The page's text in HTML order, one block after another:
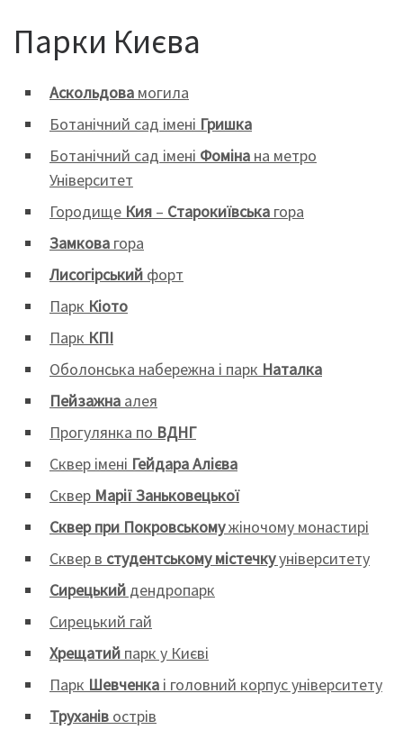
Парки Києва
Аскольдова могила
Ботанічний сад імені Гришка
Ботанічний сад імені Фоміна на метро
Університет
Городище Кия – Старокиївська гора
Замкова гора
Лисогірський форт
Парк Кіото
Парк КПІ
Оболонська набережна і парк Наталка
Пейзажна алея
Прогулянка по ВДНГ
Сквер імені Гейдара Алієва
Сквер Марії Заньковецької
Сквер при Покровськомужіночому монастирі
Сквер в студентському містечкууніверситету
Сирецький дендропарк
Сирецький гай
Хрещатий парк у Києві
Парк Шевченка і головний корпус університету
Труханів острів